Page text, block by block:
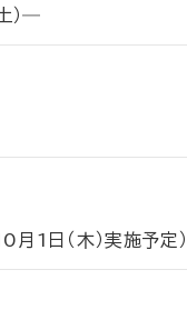
）―
1日（木）実施予定